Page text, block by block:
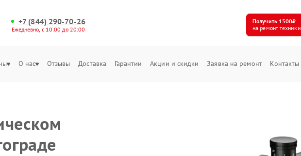
+7 (844) 290-70-26
Ежедневно, с 10:00 до 20:00
Получить 1500₽
на ремонт техники
О нас Отзывы Доставка Гарантии Акции и скидки Заявка на ремонт Контакты